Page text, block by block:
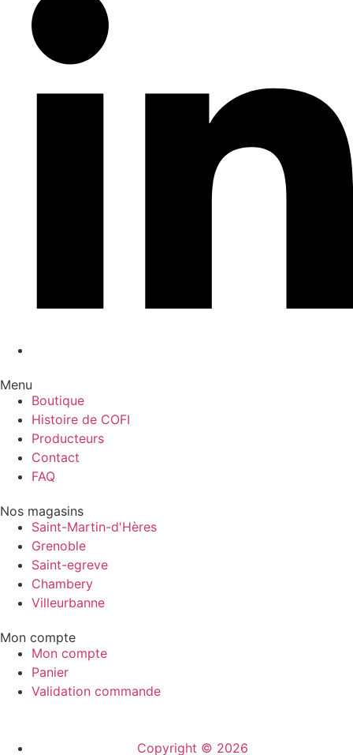
Menu
Boutique
Histoire de COFI
Producteurs
Contact
FAQ
Nos magasins
Saint-Martin-d'Hères
Grenoble
Saint-egreve
Chambery
Villeurbanne
Mon compte
Mon compte
Panier
Validation commande
Copyright © 2026